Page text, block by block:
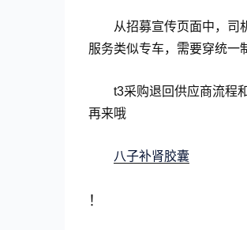
从招募宣传页面中，司
服务类似专车，需要穿统一
t3采购退回供应商流程
再来哦
八子补肾胶囊
！